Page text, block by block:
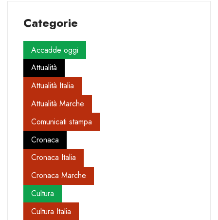
Categorie
Accadde oggi
Attualità
Attualità Italia
Attualità Marche
Comunicati stampa
Cronaca
Cronaca Italia
Cronaca Marche
Cultura
Cultura Italia